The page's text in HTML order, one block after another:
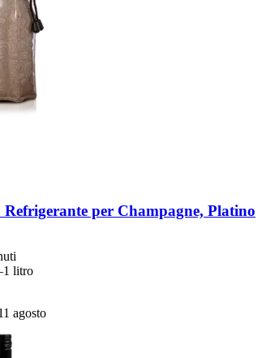
per Champagne, Platino
litro
agosto